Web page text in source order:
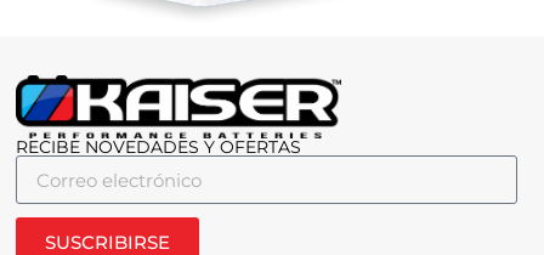
RECIBE NOVEDADES Y OFERTAS
SUSCRIBIRSE